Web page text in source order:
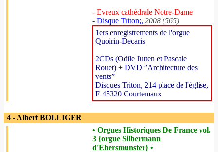
- Evreux cathédrale Notre-Dame
- Disque Triton;, 2008 (565)
1ers enregistrements de l'orgue
Quoirin-Decaris
2CDs (Odile Jutten et Pascale
Rouet) + DVD ”Architecture des
vents”
Disques Triton, 214 place de l'église,
F-45320 Courtemaux
4 - Albert BOLLIGER
• Orgues Historiques De France vol.
3 {orgue Silbermann
d'Ebersmunster} •